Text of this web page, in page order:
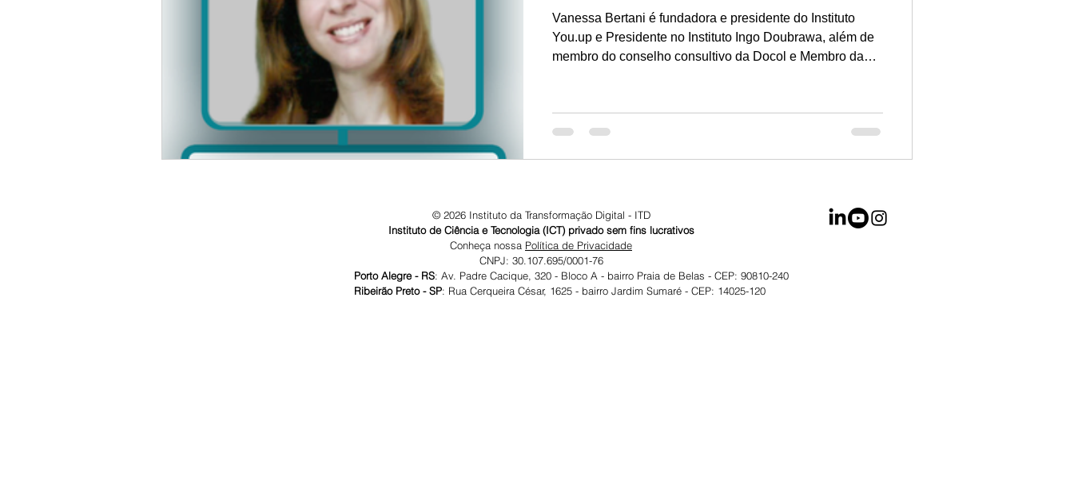
Vanessa Bertani é fundadora e presidente do Instituto
You.up e Presidente no Instituto Ingo Doubrawa, além de
membro do conselho consultivo da Docol e Membro da
© 2026 Instituto da Transformação Digital - ITD
Instituto de Ciência e Tecnologia (ICT) privado sem fins lucrativos
Conheça nossa Política de Privacidade
CNPJ: 30.107.695/0001-76
Porto Alegre - RS: Av. Padre Cacique, 320 - Bloco A - bairro Praia de Belas - CEP: 90810-240
Ribeirão Preto - SP: Rua Cerqueira César, 1625 - bairro Jardim Sumaré - CEP: 14025-120